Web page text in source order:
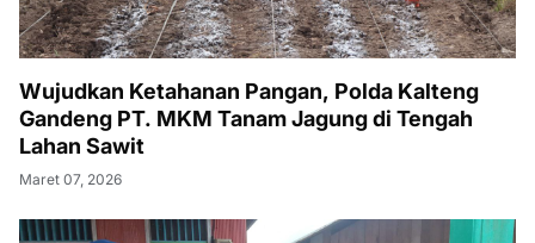
Wujudkan Ketahanan Pangan, Polda Kalteng
Gandeng PT. MKM Tanam Jagung di Tengah
Lahan Sawit
Maret 07, 2026